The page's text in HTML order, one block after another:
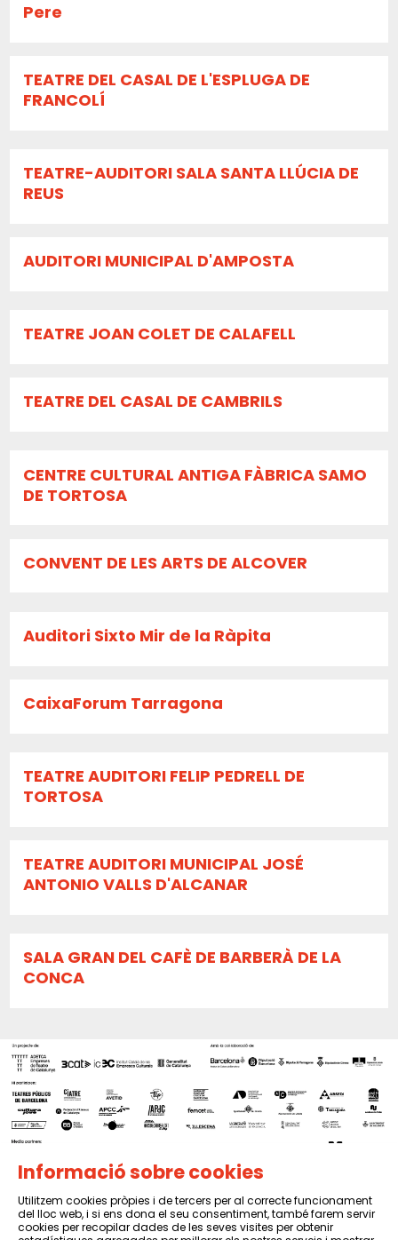
Pere
TEATRE DEL CASAL DE L'ESPLUGA DE
FRANCOLÍ
TEATRE-AUDITORI SALA SANTA LLÚCIA DE
REUS
AUDITORI MUNICIPAL D'AMPOSTA
TEATRE JOAN COLET DE CALAFELL
TEATRE DEL CASAL DE CAMBRILS
CENTRE CULTURAL ANTIGA FÀBRICA SAMO
DE TORTOSA
CONVENT DE LES ARTS DE ALCOVER
Auditori Sixto Mir de la Ràpita
CaixaForum Tarragona
TEATRE AUDITORI FELIP PEDRELL DE
TORTOSA
TEATRE AUDITORI MUNICIPAL JOSÉ
ANTONIO VALLS D'ALCANAR
SALA GRAN DEL CAFÈ DE BARBERÀ DE LA
CONCA
Sitemap | Avís Legal | Política de privacitat | Contactar
Informació sobre cookies
Utilitzem cookies pròpies i de tercers per al correcte funcionament
del lloc web, i si ens dona el seu consentiment, també farem servir
cookies per recopilar dades de les seves visites per obtenir